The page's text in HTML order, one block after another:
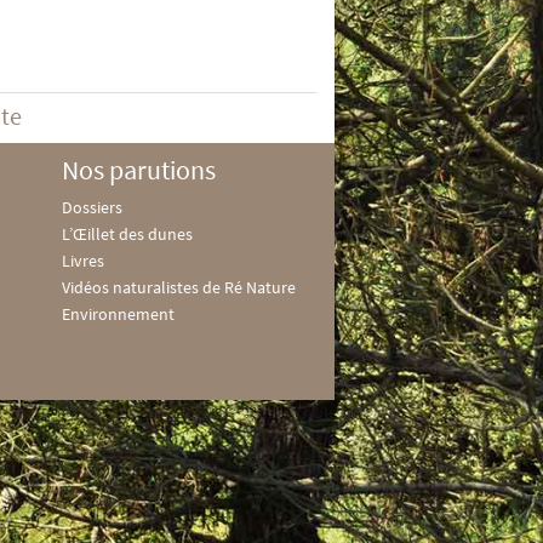
Nos parutions
Dossiers
L’Œillet des dunes
Livres
Vidéos naturalistes de Ré Nature
Environnement